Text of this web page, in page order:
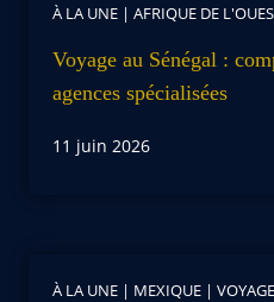
À LA UNE | AFRIQUE DE
Voyage au Sénégal :
agences spécialisées
11 juin 2026
À LA UNE | MEXIQUE |